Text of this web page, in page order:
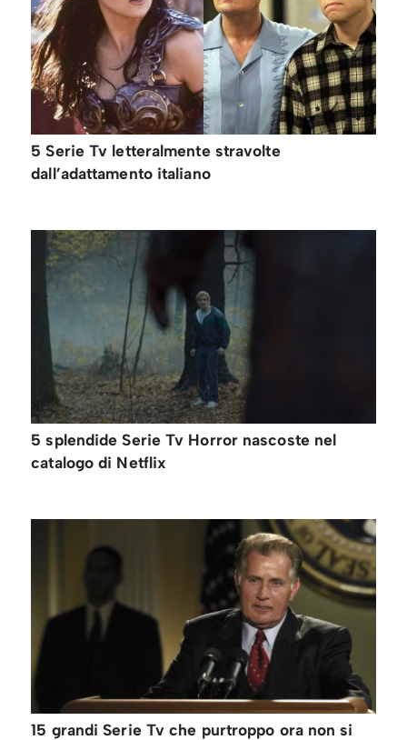
5 Serie Tv letteralmente stravolte
dall’adattamento italiano
5 splendide Serie Tv Horror nascoste nel
catalogo di Netflix
15 grandi Serie Tv che purtroppo ora non si